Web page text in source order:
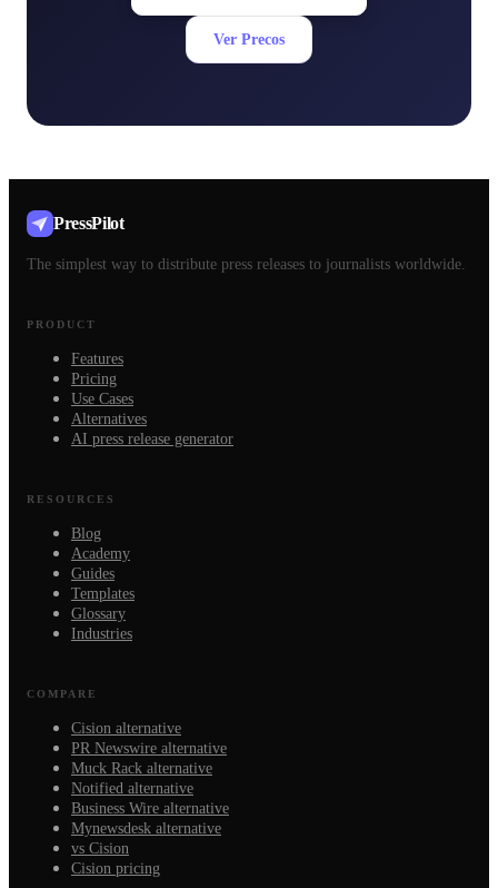
Ver Precos
PressPilot
The simplest way to distribute press releases to journalists worldwide.
PRODUCT
Features
Pricing
Use Cases
Alternatives
AI press release generator
RESOURCES
Blog
Academy
Guides
Templates
Glossary
Industries
COMPARE
Cision alternative
PR Newswire alternative
Muck Rack alternative
Notified alternative
Business Wire alternative
Mynewsdesk alternative
vs Cision
Cision pricing